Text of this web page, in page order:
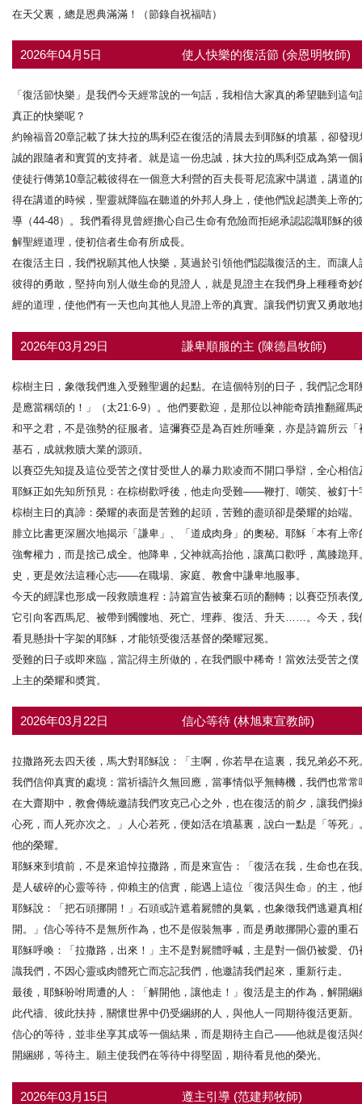
在天父裏，總是恩典滿滿！（節錄自祝福咭）
2026年04月5日 使人快樂的復活節 (余恩明牧師)
「復活節快樂」是我們今天經常說的一句話，我相信大家真的希望聽到這
真正的快樂呢？
約翰福音20章記載了抹大拉的馬利亞在復活的清晨去到耶穌的墳墓，卻發
誠的跟隨者和實質的支持者。就是這一份忠誠，抹大拉的馬利亞成為第一
使徒行傳第10章記載彼得在一個意大利營的百夫長哥尼流家中講道，講道
得在講道的時候，聖靈就降臨在聽道的外邦人身上，使他們說起讚美上帝
導（44-48）。我們看得見曾經擔心自己生命有危險而拒絕承認認識耶穌
解聖經道理，使初信者生命有所成長。
在復活主日，我們祝願其他人快樂，莫過於引領他們認識復活的主。而讓
彼得的勇敢，堅持向別人做生命的見證人，就是見證主在我們身上種種奇
經的道理，使他們有一天也向其他人見證上帝的真實。讓我們切實又勇敢
2026年03月29日 謙卑順服的主 (陳德昌牧師)
棕樹主日，象徵我們進入受難聖週的起點。在這個特別的日子，我們記念
是應當稱頌的！」（太21:6-9）。他們要歡迎，是那位以神能奇蹟推翻羅
和平之君，不是強勢的征服者。這彌賽亞是為百姓所唾棄，亦是詩篇所云
基石，成就救贖大業的源頭。
以賽亞先知提及這位受苦之僕甘受世人的暴力欺凌而不開口爭辯，全心
耶穌正如先知所預見：在棕樹歡呼後，他走向受難——鞭打、嘲笑、被釘
棕樹主日的真諦：榮耀的表面是苦難的起頭，苦難的盡頭卻是榮耀的始端。
腓立比書更深層次地揭示「謙卑」、「道成肉身」的奧秘。耶穌「本有上
強奪權力，而是捨己成全。他降卑，父神就高抬他，讓萬口歡呼，萬膝跪
史，更是效法這種心志——在職場、家庭、教會中謙卑地服事。
今天的經課也形成一段救贖進程：詩篇宣告被棄石頭的翻轉；以賽亞預表
它引向客西馬尼、被帶到髑髏地、死亡、埋葬、復活、升天……。今天，
看見懸掛十字架的耶穌，才能領受復活基督的榮耀冠冕。
受難的日子或即來臨，當記得主所做的，在我們眼中稀奇！當效法受苦之
上主的榮耀和奬賞。
2026年03月22日 信心等待 (林旭東宣教師)
拉撒路死去四天後，馬大對耶穌說：「主啊，你若早在這裏，我兄弟必
我們信仰真實的處境：當祈禱許久無回應，當事情似乎無轉機，我們也常
在大齋期中，教會傳統邀請我們攻克己心之外，也在復活的前夕，讓我們
心死，而人死亦次之。」人心若死，便如活在墳墓裏，說白一點是「等死
他的榮耀。
耶穌來到墳前，不是來追悼拉撒路，而是來宣告：「復活在我，生命也在
是人破碎的心靈等待，仰賴主的信實，能遇上這位「復活與生命」的主，
耶穌說：「把石頭挪開！」石頭或許遮着屍體的臭氣，也象徵我們逃避真
開。」信心等待不是無所作為，也不是假裝無事，而是勇敢挪開心靈的重
耶穌呼喚：「拉撒路，出來！」主不是對屍體呼喊，主是對一個仍被愛、
識我們，不因心靈或肉體死亡而忘記我們，他邀請我們起來，重新行走。
最後，耶穌吩咐周遭的人：「解開他，讓他走！」復活是主的作為，解開
此代禱、彼此扶持，關懷世界中仍受綑綁的人，與他人一同期待復活更新。
信心的等待，並非坐享其成等一個結果，而是期待主自己——他就是復活
開綑綁，等待主。願主使我們在等待中得堅固，期待看見他的榮光。
2026年03月15日 遵主引導 (范建邦牧師)